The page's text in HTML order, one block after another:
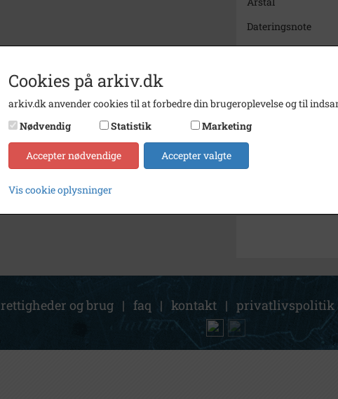
Dateringsnote
Fotograf
Arkiv
Søg videre i
Røse Kajakklub.
rettigheder og brug | faq | kontakt | privatlivspolitik
Cookies på arkiv.dk
arkiv.dk anvender cookies til at forbedre din brugeroplevelse og til
Nødvendig
Statistik Marketing
Accepter nødvendige Accepter valgte
Vis cookie oplysninger